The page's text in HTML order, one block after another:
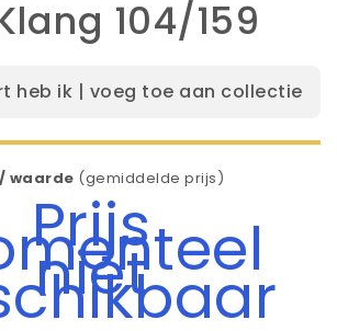
104/159
heb ik | voeg toe aan collectie
waarde (gemiddelde prijs)
Prijs
niet